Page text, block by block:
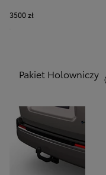
3500 zł
Pakiet Holowniczy